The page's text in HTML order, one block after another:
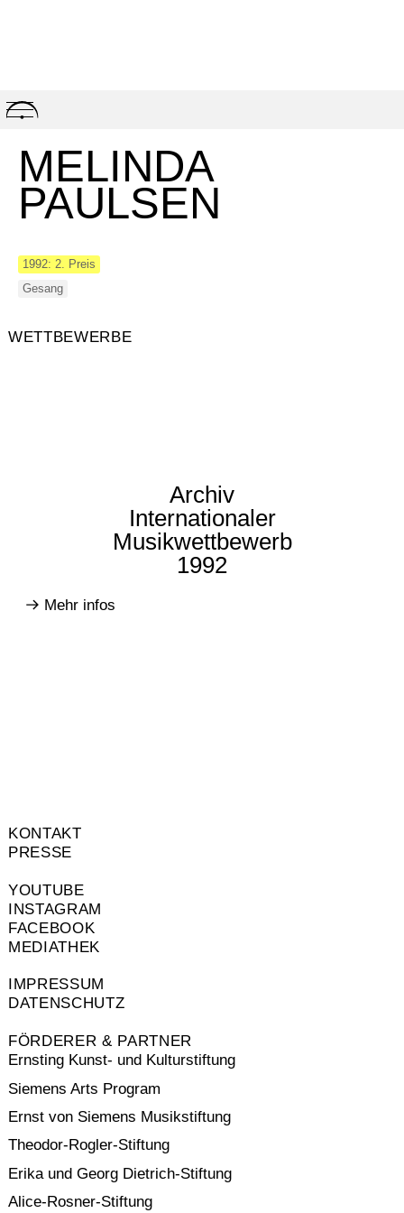
Skip
to
MELINDA
PAULSEN
1992: 2. Preis
Gesang
WETTBEWERBE
Archiv
Internationaler
Musikwettbewerb
1992
Mehr infos
KONTAKT
PRESSE
YOUTUBE
INSTAGRAM
FACEBOOK
MEDIATHEK
IMPRESSUM
DATENSCHUTZ
FÖRDERER & PARTNER
Ernsting Kunst- und Kulturstiftung
Siemens Arts Program
Ernst von Siemens Musikstiftung
Theodor-Rogler-Stiftung
Erika und Georg Dietrich-Stiftung
Alice-Rosner-Stiftung